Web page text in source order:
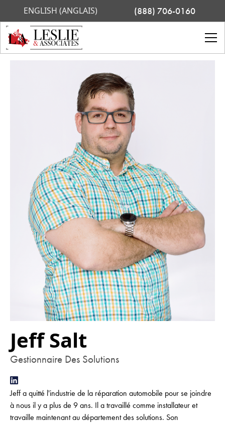
ENGLISH (ANGLAIS) (888) 706-0160
Jeff Salt
Gestionnaire Des Solutions
Jeff a quitté l'industrie de la réparation automobile pour se joindre
à nous il y a plus de 9 ans. Il a travaillé comme installateur et
travaille maintenant au département des solutions. Son